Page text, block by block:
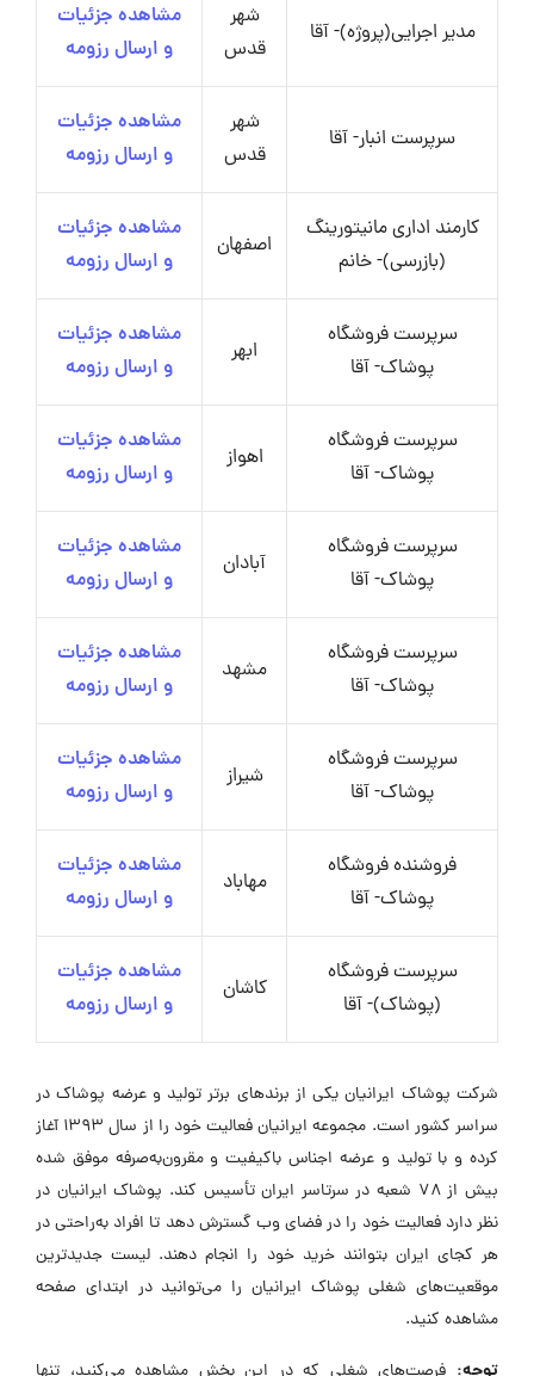
مدیر اجرایی(پروژه)- آقا
شهر
قدس
مشاهده جزئیات
و ارسال رزومه
سرپرست انبار- آقا
شهر
قدس
مشاهده جزئیات
و ارسال رزومه
کارمند اداری مانیتورینگ
(بازرسی)- خانم
اصفهان
مشاهده جزئیات
و ارسال رزومه
سرپرست فروشگاه
پوشاک- آقا
ابهر
مشاهده جزئیات
و ارسال رزومه
سرپرست فروشگاه
پوشاک- آقا
اهواز
مشاهده جزئیات
و ارسال رزومه
سرپرست فروشگاه
پوشاک- آقا
آبادان
مشاهده جزئیات
و ارسال رزومه
سرپرست فروشگاه
پوشاک- آقا
مشهد
مشاهده جزئیات
و ارسال رزومه
سرپرست فروشگاه
پوشاک- آقا
شیراز
مشاهده جزئیات
و ارسال رزومه
فروشنده فروشگاه
پوشاک- آقا
مهاباد
مشاهده جزئیات
و ارسال رزومه
سرپرست فروشگاه
(پوشاک)- آقا
کاشان
مشاهده جزئیات
و ارسال رزومه
شرکت پوشاک ایرانیان یکی از برندهای برتر تولید و عرضه پوشاک در
سراسر کشور است. مجموعه ایرانیان فعالیت خود را از سال ۱۳۹۳ آغاز
کرده و با تولید و عرضه اجناس باکیفیت و مقرون‌به‌صرفه موفق شده
بیش از ۷۸ شعبه در سرتاسر ایران تأسیس کند. پوشاک ایرانیان در
نظر دارد فعالیت خود را در فضای وب گسترش دهد تا افراد به‌راحتی در
هر کجای ایران بتوانند خرید خود را انجام دهند. لیست جدیدترین
موقعیت‌های شغلی پوشاک ایرانیان را می‌توانید در ابتدای صفحه
مشاهده کنید.